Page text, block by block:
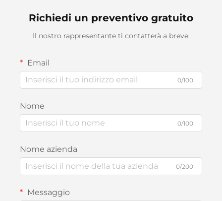
Richiedi un preventivo gratuito
Il nostro rappresentante ti contatterà a breve.
Email
0/100
Nome
0/100
Nome azienda
0/200
Messaggio